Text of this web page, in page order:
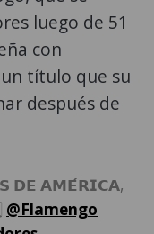
luego de 51
con
título que su
después de
𝗗𝗘 𝗔𝗠𝗘́𝗥𝗜𝗖𝗔,
@Flamengo